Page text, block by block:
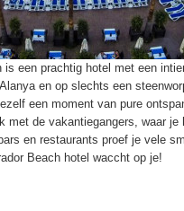
is een prachtig hotel met een
en op slechts een
een moment van pure
met de vakantiegangers, waar
en restaurants proef je vele
Beach hotel waccht op je!